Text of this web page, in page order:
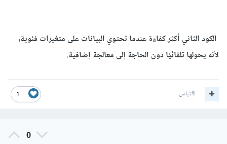
الكود الثاني أكثر كفاءة عندما تحتوي البيانات على متغيرات فئوية،
لأنه يحولها تلقائيًا دون الحاجة إلى معالجة إضافية.
1 اقتباس
0